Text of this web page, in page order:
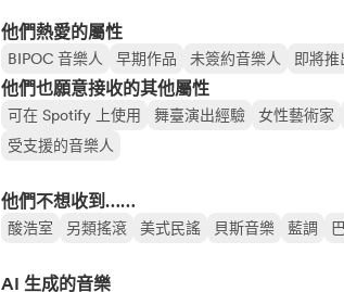
他們熱愛的屬性
BIPOC 音樂人 早期作品 未簽約音樂人 即將
他們也願意接收的其他屬性
可在 Spotify 上使用 舞臺演出經驗 女性藝術家
受支援的音樂人
他們不想收到……
酸浩室 另類搖滾 美式民謠 貝斯音樂 藍調
AI 生成的音樂